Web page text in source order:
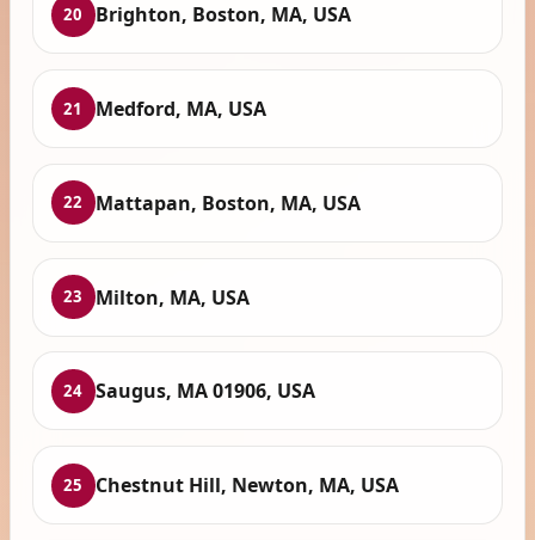
20 Brighton, Boston, MA, USA
21 Medford, MA, USA
22 Mattapan, Boston, MA, USA
23 Milton, MA, USA
24 Saugus, MA 01906, USA
25 Chestnut Hill, Newton, MA, USA